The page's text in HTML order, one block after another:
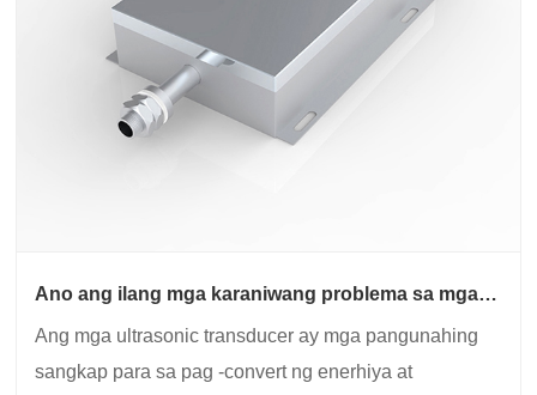
Ano ang ilang mga karaniwang problema sa mga
Ang mga ultrasonic transducer ay mga pangunahing
sangkap para sa pag -convert ng enerhiya at